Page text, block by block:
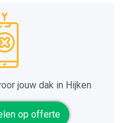
jouw dak in Hijken
op offerte